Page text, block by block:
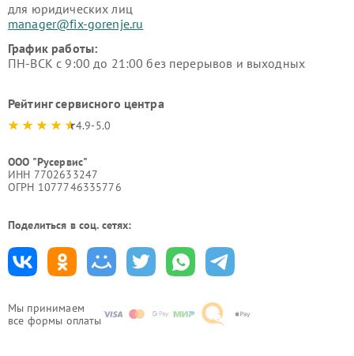
Мы принимаем
все формы оплаты
для юридических лиц
manager@fix-gorenje.ru
График работы:
ПН-ВСК с 9:00 до 21:00 без перерывов и выходных
Рейтинг сервисного центра
4.9-5.0
ООО "Русервис"
ИНН 7702633247
ОГРН 1077746335776
Поделиться в соц. сетях: